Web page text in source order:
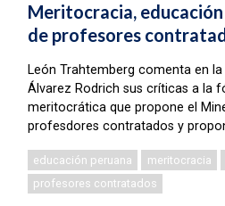
Meritocracia,
de profesores
León Trahtemberg comenta en
Álvarez Rodrich sus críticas a la
meritocrática que propone el
profesdores contratados y
educación peruana meritocracia
profesores contratados